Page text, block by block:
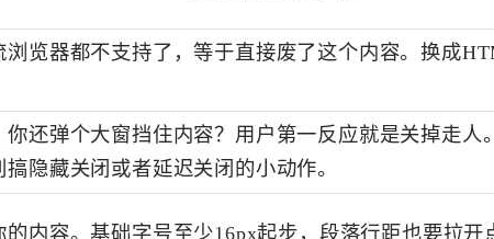
览器都不支持了，等于直接废了这个内容。换成
你还弹个大窗挡住内容？用户第一反应就是关掉走人
隐藏关闭或者延迟关闭的小动作。
内容。基础字号至少16px起步，段落行距也要拉开